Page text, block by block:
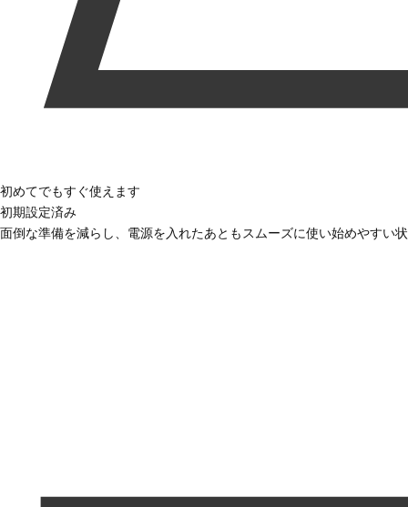
初めてでもすぐ使えます
初期設定済み
面倒な準備を減らし、電源を入れたあともスムーズに使い始めやすい